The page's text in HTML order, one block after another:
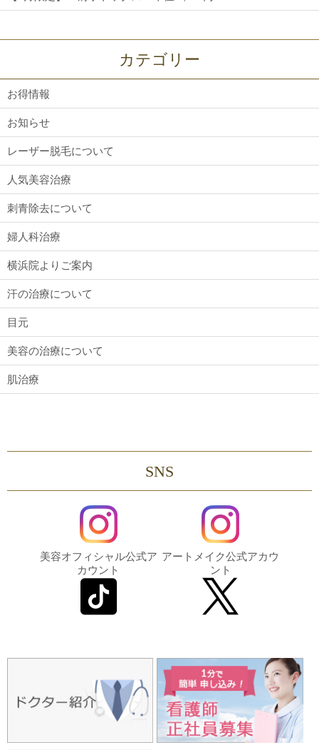
カテゴリー
お得情報
お知らせ
レーザー脱毛について
人気美容治療
刺青除去について
婦人科治療
横浜院よりご案内
汗の治療について
目元
美容の治療について
肌治療
SNS
美容オフィシャル公式ア
カウント
アートメイク公式アカウ
ント